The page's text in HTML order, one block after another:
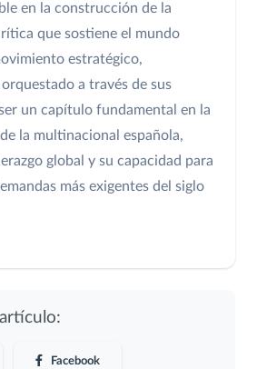
en la construcción de la
que sostiene el mundo
estratégico,
a través de sus
un capítulo fundamental en la
la multinacional española,
global y su capacidad para
más exigentes del siglo
Facebook